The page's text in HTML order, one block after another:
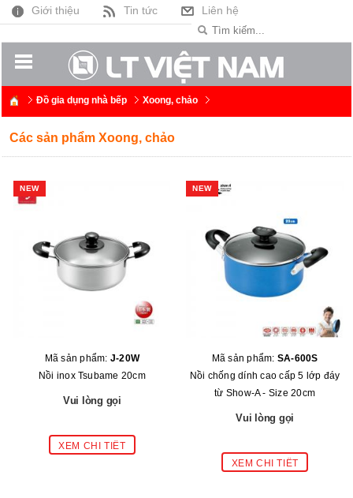
Giới thiệu Tin tức Liên hệ
Đồ gia dụng nhà bếp Xoong, chảo
Các sản phẩm Xoong, chảo
NEW
Mã sản phẩm: J-20W
Nồi inox Tsubame 20cm
Vui lòng gọi
NEW
Mã sản phẩm: SA-600S
Nồi chống dính cao cấp 5 lớp đáy
từ Show-A - Size 20cm
Vui lòng gọi